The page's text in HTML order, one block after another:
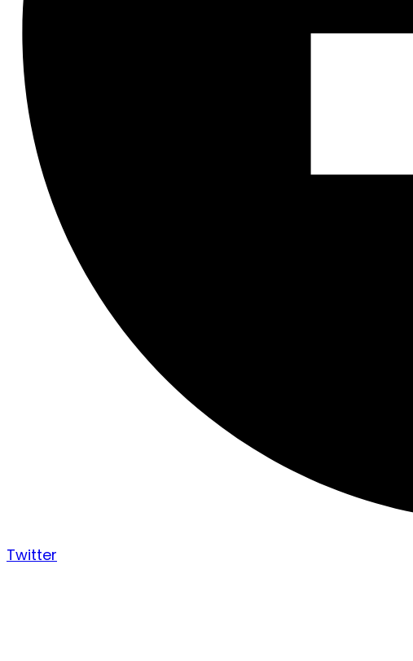
Twitter